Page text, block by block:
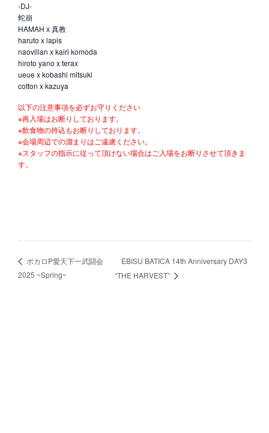
-DJ-
蛇崩
HAMAH x 真教
haruto x lapis
naovillan x kairi komoda
hiroto yano x terax
ueue x kobashi mitsuki
cotton x kazuya
以下の注意事項を必ずお守りください
※再入場はお断りしております。
※飲食物の持込もお断りしております。
※会場周辺での溜まりはご遠慮ください。
※スタッフの指示に従って頂けない場合はご入場をお断りさせて頂きま
す。
ボカロP愛天下一武闘会
2025 ~Spring~
EBISU BATICA 14th Anniversary DAY3
“THE HARVEST”